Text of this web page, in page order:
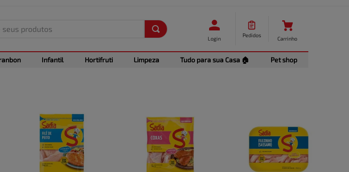
Login
Pedidos
Carrinho
Infantil Hortifruti Limpeza Tudo para sua Casa 🏠 Pet shop